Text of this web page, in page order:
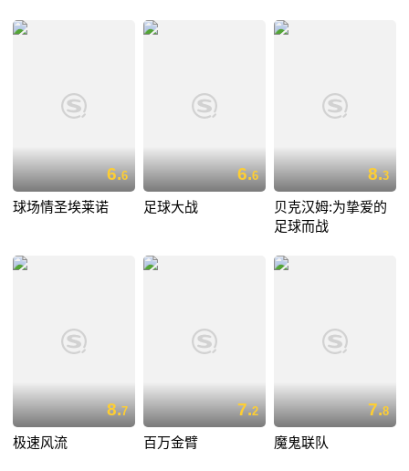
6.6
球场情圣埃莱诺
6.6
足球大战
8.3
贝克汉姆:为挚爱的
足球而战
8.7
极速风流
7.2
百万金臂
7.8
魔鬼联队